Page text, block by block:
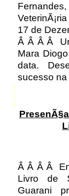
17 de
Â Â Â Â
Mara
data.
sucesso na
Â
Â
Â
Â Â Â Â
Livro de
Guarani